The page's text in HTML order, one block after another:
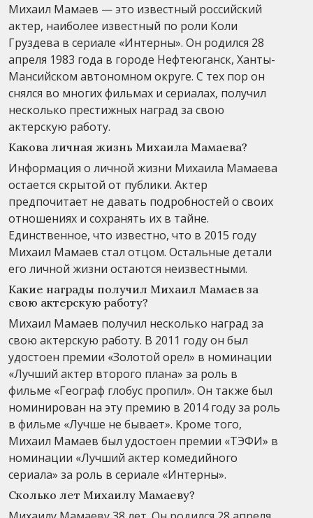
Михаил Мамаев — это известный российский
актер, наиболее известный по роли Коли
Груздева в сериале «Интерны». Он родился 28
апреля 1983 года в городе Нефтеюганск, Ханты-
Мансийском автономном округе. С тех пор он
снялся во многих фильмах и сериалах, получил
несколько престижных наград за свою
актерскую работу.
Какова личная жизнь Михаила Мамаева?
Информация о личной жизни Михаила Мамаева
остается скрытой от публики. Актер
предпочитает не давать подробностей о своих
отношениях и сохранять их в тайне.
Единственное, что известно, что в 2015 году
Михаил Мамаев стал отцом. Остальные детали
его личной жизни остаются неизвестными.
Какие награды получил Михаил Мамаев за
свою актерскую работу?
Михаил Мамаев получил несколько наград за
свою актерскую работу. В 2011 году он был
удостоен премии «Золотой орел» в номинации
«Лучший актер второго плана» за роль в
фильме «Географ глобус пропил». Он также был
номинирован на эту премию в 2014 году за роль
в фильме «Лучше не бывает». Кроме того,
Михаил Мамаев был удостоен премии «ТЭФИ» в
номинации «Лучший актер комедийного
сериала» за роль в сериале «Интерны».
Сколько лет Михаилу Мамаеву?